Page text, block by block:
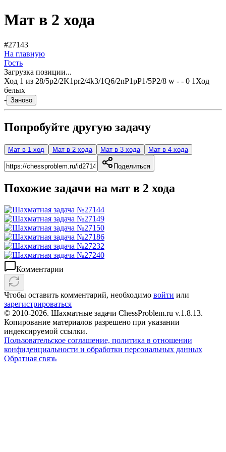
Мат в 2 хода
#27143
На главную
Гость
Загрузка позиции...
Ход 1 из 28/5p2/2K1pr2/4k3/1Q6/2nP1pP1/5P2/8 w - - 0 1 Ход
белых
- Заново
Попробуйте другую задачу
Мат в 1 ход Мат в 2 хода Мат в 3 хода Мат в 4 хода
Поделиться
Похожие задачи на мат в 2 хода
Комментарии
Чтобы оставить комментарий, необходимо войти или
зарегистрироваться
© 2010-2026. Шахматные задачи ChessProblem.ru v.1.8.13.
Копирование материалов разрешено при указании
индексируемой ссылки.
Пользовательское соглашение, политика в отношении
конфиденциальности и обработки персональных данных
Обратная связь